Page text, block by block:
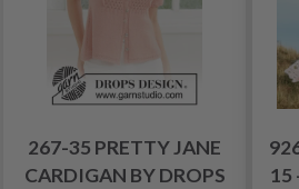
267-35 PRETTY JANE
CARDIGAN BY DROPS
15